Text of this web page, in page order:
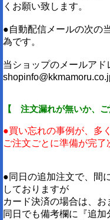
くお願い致します。
●自動配信メールの次の
為です。
当ショップのメールア
【 注文漏れが無いか、
●買い忘れの事例が、多
ご注文ごとに準備が完了
●同日の追加注文で、間
しておりますが
カード決済の場合は、お
同日でも備考欄に『追